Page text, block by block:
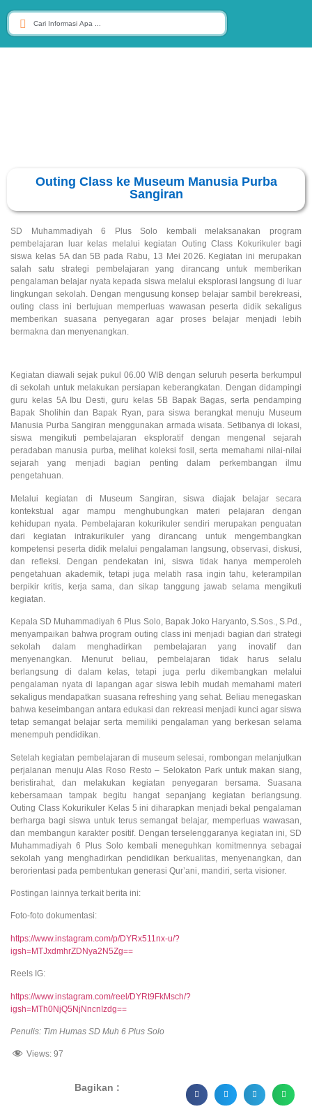
Outing Class ke Museum Manusia Purba
Sangiran
SD Muhammadiyah 6 Plus Solo kembali melaksanakan program
pembelajaran luar kelas melalui kegiatan Outing Class Kokurikuler bagi
siswa kelas 5A dan 5B pada Rabu, 13 Mei 2026. Kegiatan ini merupakan
salah satu strategi pembelajaran yang dirancang untuk memberikan
pengalaman belajar nyata kepada siswa melalui eksplorasi langsung di luar
lingkungan sekolah. Dengan mengusung konsep belajar sambil berekreasi,
outing class ini bertujuan memperluas wawasan peserta didik sekaligus
memberikan suasana penyegaran agar proses belajar menjadi lebih
bermakna dan menyenangkan.
Kegiatan diawali sejak pukul 06.00 WIB dengan seluruh peserta berkumpul
di sekolah untuk melakukan persiapan keberangkatan. Dengan didampingi
guru kelas 5A Ibu Desti, guru kelas 5B Bapak Bagas, serta pendamping
Bapak Sholihin dan Bapak Ryan, para siswa berangkat menuju Museum
Manusia Purba Sangiran menggunakan armada wisata. Setibanya di lokasi,
siswa mengikuti pembelajaran eksploratif dengan mengenal sejarah
peradaban manusia purba, melihat koleksi fosil, serta memahami nilai-nilai
sejarah yang menjadi bagian penting dalam perkembangan ilmu
pengetahuan.
Melalui kegiatan di Museum Sangiran, siswa diajak belajar secara
kontekstual agar mampu menghubungkan materi pelajaran dengan
kehidupan nyata. Pembelajaran kokurikuler sendiri merupakan penguatan
dari kegiatan intrakurikuler yang dirancang untuk mengembangkan
kompetensi peserta didik melalui pengalaman langsung, observasi, diskusi,
dan refleksi. Dengan pendekatan ini, siswa tidak hanya memperoleh
pengetahuan akademik, tetapi juga melatih rasa ingin tahu, keterampilan
berpikir kritis, kerja sama, dan sikap tanggung jawab selama mengikuti
kegiatan.
Kepala SD Muhammadiyah 6 Plus Solo, Bapak Joko Haryanto, S.Sos., S.Pd.,
menyampaikan bahwa program outing class ini menjadi bagian dari strategi
sekolah dalam menghadirkan pembelajaran yang inovatif dan
menyenangkan. Menurut beliau, pembelajaran tidak harus selalu
berlangsung di dalam kelas, tetapi juga perlu dikembangkan melalui
pengalaman nyata di lapangan agar siswa lebih mudah memahami materi
sekaligus mendapatkan suasana refreshing yang sehat. Beliau menegaskan
bahwa keseimbangan antara edukasi dan rekreasi menjadi kunci agar siswa
tetap semangat belajar serta memiliki pengalaman yang berkesan selama
menempuh pendidikan.
Setelah kegiatan pembelajaran di museum selesai, rombongan melanjutkan
perjalanan menuju Alas Roso Resto – Selokaton Park untuk makan siang,
beristirahat, dan melakukan kegiatan penyegaran bersama. Suasana
kebersamaan tampak begitu hangat sepanjang kegiatan berlangsung.
Outing Class Kokurikuler Kelas 5 ini diharapkan menjadi bekal pengalaman
berharga bagi siswa untuk terus semangat belajar, memperluas wawasan,
dan membangun karakter positif. Dengan terselenggaranya kegiatan ini, SD
Muhammadiyah 6 Plus Solo kembali meneguhkan komitmennya sebagai
sekolah yang menghadirkan pendidikan berkualitas, menyenangkan, dan
berorientasi pada pembentukan generasi Qur’ani, mandiri, serta visioner.
Postingan lainnya terkait berita ini:
Foto-foto dokumentasi:
https://www.instagram.com/p/DYRx511nx-u/?
igsh=MTJxdmhrZDNya2N5Zg==
Reels IG:
https://www.instagram.com/reel/DYRt9FkMsch/?
igsh=MTh0NjQ5NjNncnIzdg==
Penulis: Tim Humas SD Muh 6 Plus Solo
Views: 97
Bagikan :